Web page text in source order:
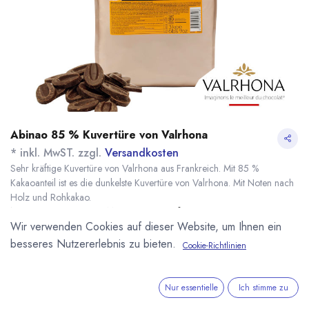
Abinao 85 % Kuvertüre von Valrhona
* inkl. MwST. zzgl. Versandkosten
Sehr kräftige Kuvertüre von Valrhona aus Frankreich. Mit 85 %
Kakaoanteil ist es die dunkelste Kuvertüre von Valrhona. Mit Noten nach
Holz und Rohkakao.
Lieferzeit
[100006] 500g
Abinao 85%
sofort lieferbar 18,60 €*
(37,20
sofort lieferbar 81,70€*
(27,23€/1 kg
Wir verwenden Cookies auf dieser Website, um Ihnen ein
besseres Nutzererlebnis zu bieten.
Cookie-Richtlinien
Nur essentielle Ich stimme zu